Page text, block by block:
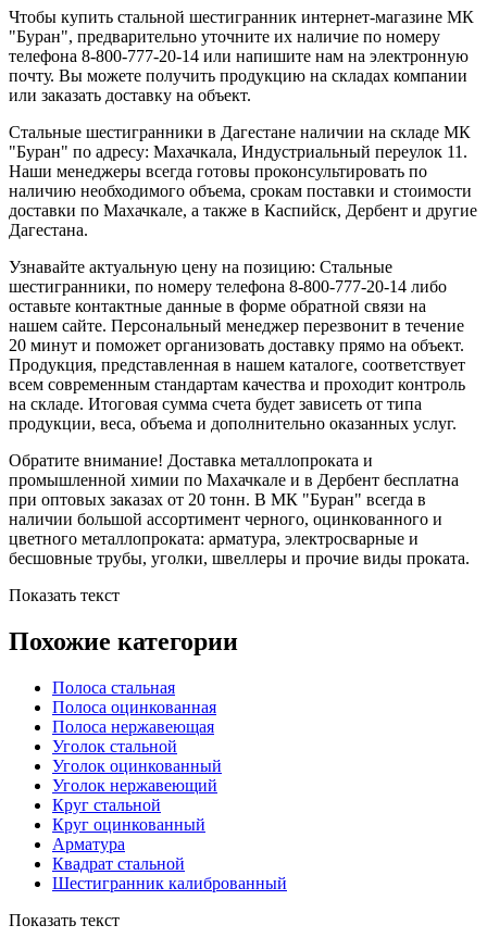
Чтобы купить стальной шестигранник интернет-магазине МК
"Буран", предварительно уточните их наличие по номеру
телефона 8-800-777-20-14 или напишите нам на электронную
почту. Вы можете получить продукцию на складах компании
или заказать доставку на объект.
Стальные шестигранники в Дагестане наличии на складе МК
"Буран" по адресу: Махачкала, Индустриальный переулок 11.
Наши менеджеры всегда готовы проконсультировать по
наличию необходимого объема, срокам поставки и стоимости
доставки по Махачкале, а также в Каспийск, Дербент и другие
Дагестана.
Узнавайте актуальную цену на позицию: Стальные
шестигранники, по номеру телефона 8-800-777-20-14 либо
оставьте контактные данные в форме обратной связи на
нашем сайте. Персональный менеджер перезвонит в течение
20 минут и поможет организовать доставку прямо на объект.
Продукция, представленная в нашем каталоге, соответствует
всем современным стандартам качества и проходит контроль
на складе. Итоговая сумма счета будет зависеть от типа
продукции, веса, объема и дополнительно оказанных услуг.
Обратите внимание! Доставка металлопроката и
промышленной химии по Махачкале и в Дербент бесплатна
при оптовых заказах от 20 тонн. В МК "Буран" всегда в
наличии большой ассортимент черного, оцинкованного и
цветного металлопроката: арматура, электросварные и
бесшовные трубы, уголки, швеллеры и прочие виды проката.
Показать текст
Похожие категории
Полоса стальная
Полоса оцинкованная
Полоса нержавеющая
Уголок стальной
Уголок оцинкованный
Уголок нержавеющий
Круг стальной
Круг оцинкованный
Арматура
Квадрат стальной
Шестигранник калиброванный
Показать текст